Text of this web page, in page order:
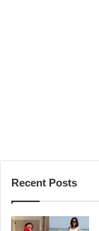
Recent Posts